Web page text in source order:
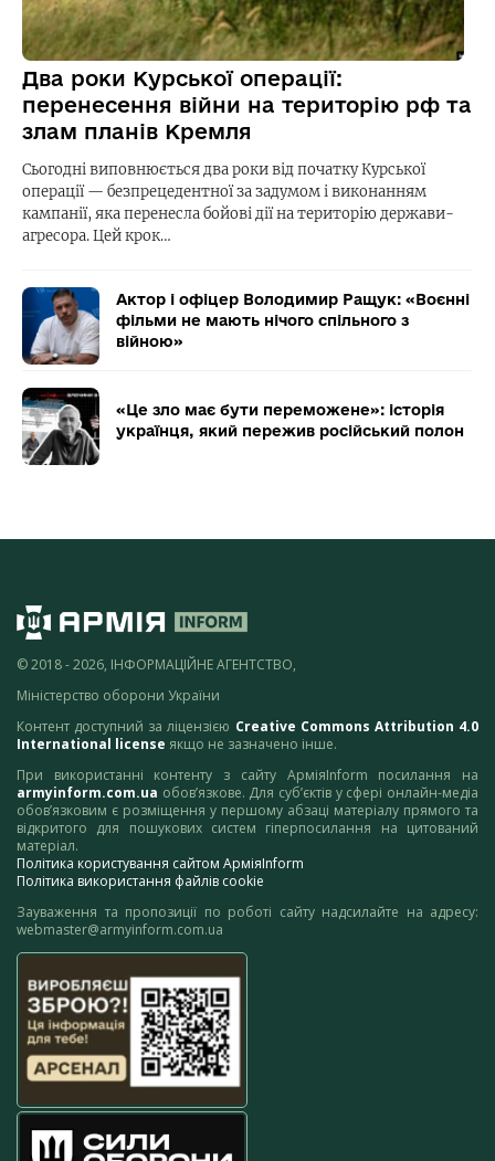
Два роки Курської операції:
перенесення війни на територію рф та
злам планів Кремля
Сьогодні виповнюється два роки від початку Курської
операції — безпрецедентної за задумом і виконанням
кампанії, яка перенесла бойові дії на територію держави-
агресора. Цей крок…
Актор і офіцер Володимир Ращук: «Воєнні
фільми не мають нічого спільного з
війною»
«Це зло має бути переможене»: історія
українця, який пережив російський полон
© 2018 - 2026, ІНФОРМАЦІЙНЕ АГЕНТСТВО,
Міністерство оборони України
Контент доступний за ліцензією Creative Commons Attribution 4.0
International license якщо не зазначено інше.
При використанні контенту з сайту АрміяInform посилання на
armyinform.com.ua обов’язкове. Для суб’єктів у сфері онлайн-медіа
обов’язковим є розміщення у першому абзаці матеріалу прямого та
відкритого для пошукових систем гіперпосилання на цитований
матеріал.
Політика користування сайтом АрміяInform
Політика використання файлів cookie
Зауваження та пропозиції по роботі сайту надсилайте на адресу:
webmaster@armyinform.com.ua